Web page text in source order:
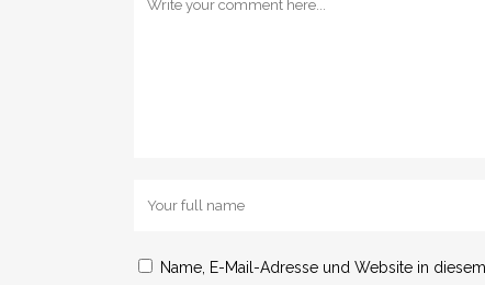
Name, E-Mail-Adresse und Website in